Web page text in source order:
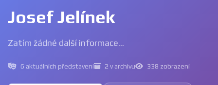
Josef Jelínek
Zatím žádné další informace...
6 aktuálních představení 2 v archivu 338 zobrazení